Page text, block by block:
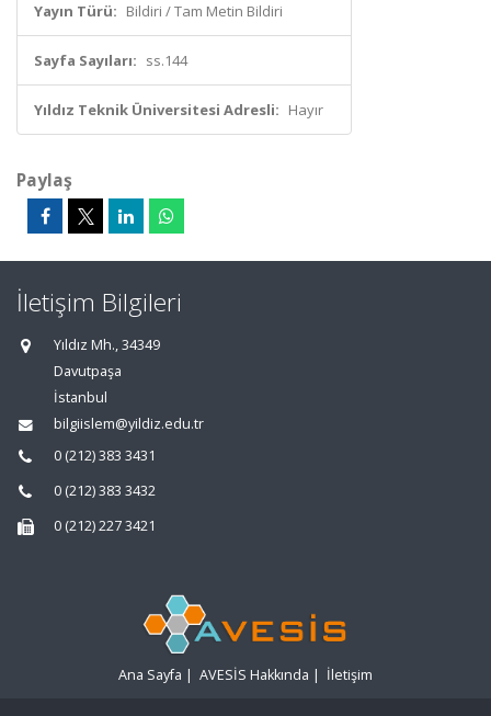
Yayın Türü: Bildiri / Tam Metin Bildiri
Sayfa Sayıları: ss.144
Yıldız Teknik Üniversitesi Adresli: Hayır
Paylaş
İletişim Bilgileri
Yıldız Mh., 34349
Davutpaşa
İstanbul
bilgiislem@yildiz.edu.tr
0 (212) 383 3431
0 (212) 383 3432
0 (212) 227 3421
Ana Sayfa | AVESİS Hakkında | İletişim